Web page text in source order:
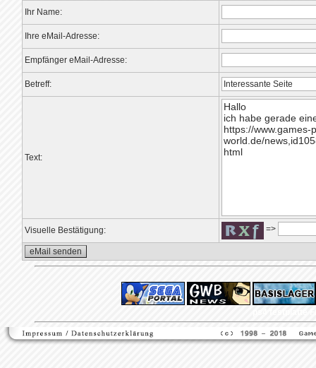
Ihr Name:
Ihre eMail-Adresse:
Empfänger eMail-Adresse:
Betreff:
Text:
Visuelle Bestätigung: =>